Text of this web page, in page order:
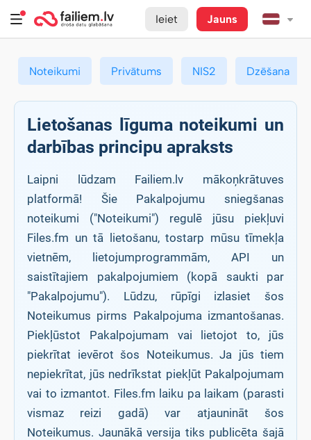
Ieiet Jauns
Noteikumi Privātums NIS2 Dzēšana
Lietošanas līguma noteikumi un
darbības principu apraksts
Laipni lūdzam Failiem.lv mākoņkrātuves
platformā! Šie Pakalpojumu sniegšanas
noteikumi ("Noteikumi") regulē jūsu piekļuvi
Files.fm un tā lietošanu, tostarp mūsu tīmekļa
vietnēm, lietojumprogrammām, API un
saistītajiem pakalpojumiem (kopā saukti par
"Pakalpojumu"). Lūdzu, rūpīgi izlasiet šos
Noteikumus pirms Pakalpojuma izmantošanas.
Piekļūstot Pakalpojumam vai lietojot to, jūs
piekrītat ievērot šos Noteikumus. Ja jūs tiem
nepiekrītat, jūs nedrīkstat piekļūt Pakalpojumam
vai to izmantot. Files.fm laiku pa laikam (parasti
vismaz reizi gadā) var atjaunināt šos
Noteikumus. Jaunākā versija tiks publicēta šajā